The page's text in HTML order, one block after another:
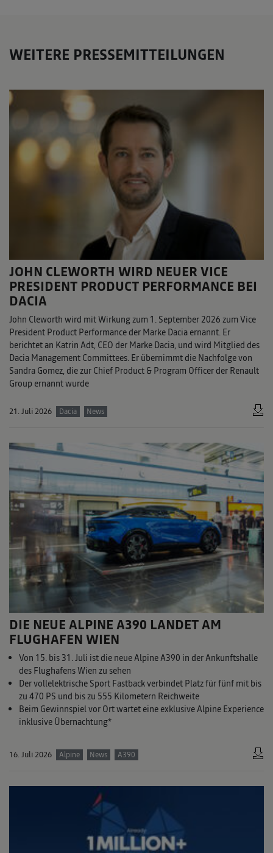
WEITERE PRESSEMITTEILUNGEN
JOHN CLEWORTH WIRD NEUER VICE
PRESIDENT PRODUCT PERFORMANCE BEI
DACIA
John Cleworth wird mit Wirkung zum 1. September 2026 zum Vice
President Product Performance der Marke Dacia ernannt. Er
berichtet an Katrin Adt, CEO der Marke Dacia, und wird Mitglied des
Dacia Management Committees. Er übernimmt die Nachfolge von
Sandra Gomez, die zur Chief Product & Program Officer der Renault
Group ernannt wurde
21. Juli 2026 Dacia News
DIE NEUE ALPINE A390 LANDET AM
FLUGHAFEN WIEN
Von 15. bis 31. Juli ist die neue Alpine A390 in der Ankunftshalle
des Flughafens Wien zu sehen
Der vollelektrische Sport Fastback verbindet Platz für fünf mit bis
zu 470 PS und bis zu 555 Kilometern Reichweite
Beim Gewinnspiel vor Ort wartet eine exklusive Alpine Experience
inklusive Übernachtung*
16. Juli 2026 Alpine News A390